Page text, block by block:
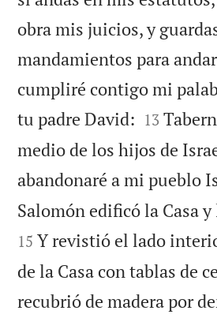
obra mis juicios, y
mandamientos para
cumpliré contigo mi
tu padre David: 

13
medio de los hijos de
abandonaré a mi pueblo
Salomón edificó la Casa
15 Y revistió el lado
de la Casa con tablas de
recubrió de madera por